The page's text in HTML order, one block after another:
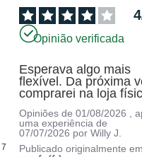
7
4
Opinião verificada
Esperava algo mais
flexível. Da próxima
comprarei na loja
Opiniões de01/08/2026
,
uma experiência de
07/07/2026 porWilly J.
Publicado originalmente